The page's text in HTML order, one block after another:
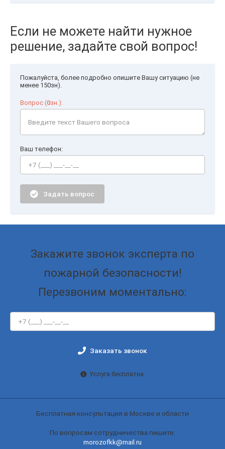
Если не можете найти нужное
решение, задайте свой вопрос!
Пожалуйста, более подробно опишите Вашу ситуацию (не
менее 150зн).
Вопрос (0зн.):
Ваш телефон:
Задать вопрос
Закажите звонок эксперта по
пожарной безопасности!
Перезвоним моментально:
Заказать звонок
Услуга бесплатна.
Бесплатная консультация в Москве и области
По вопросам сотрудничества пишите:
morozofkk@mail.ru